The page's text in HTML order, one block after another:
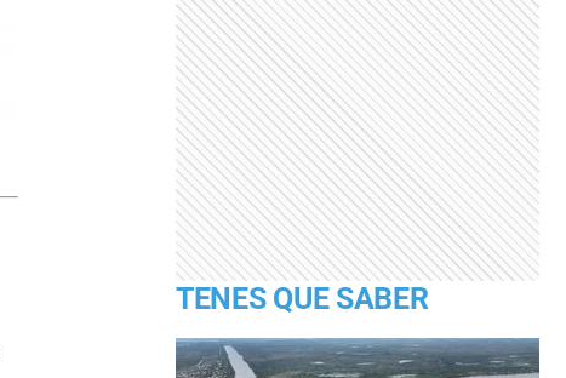
TENES QUE SABER